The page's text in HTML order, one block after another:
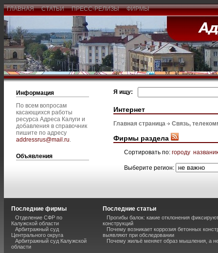
ГЛАВНАЯ СТАТЬИ ПРЕСС-РЕЛИЗЫ ФИРМЫ
Информация
По всем вопросам
касающихся работы
ресурса Адреса Калуги и
добавления в справочник
пишите по адресу
addressrus@mail.ru.
Объявления
Я ищу:
Интернет
Главная страница Связь,
Фирмы раздела
Сортировать по: городу
Выберите регион:
Последние фирмы
Отделение СФР по
Калужской области
Арбитражный суд
Центрального округа
Арбитражный суд Калужской
области
Последние статьи
Прогибы балок: какие отклонения
конструкций
Почему возникает коррозия бетонных
выявляют при обследовании
Почему жильё меняет образ мышления, а